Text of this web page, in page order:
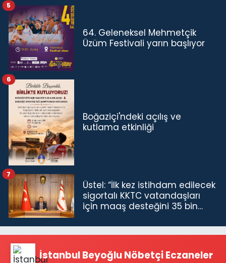
64. Geleneksel Mehmetçik
Üzüm Festivali yarın başlıyor
5
Boğaziçi'ndeki açılış ve
kutlama etkinliği
6
Üstel: “İlk kez istihdam edilecek
sigortalı KKTC vatandaşları
için maaş desteğini 35 bin
7
İstanbul Beyoğlu Nöbetçi Eczaneler